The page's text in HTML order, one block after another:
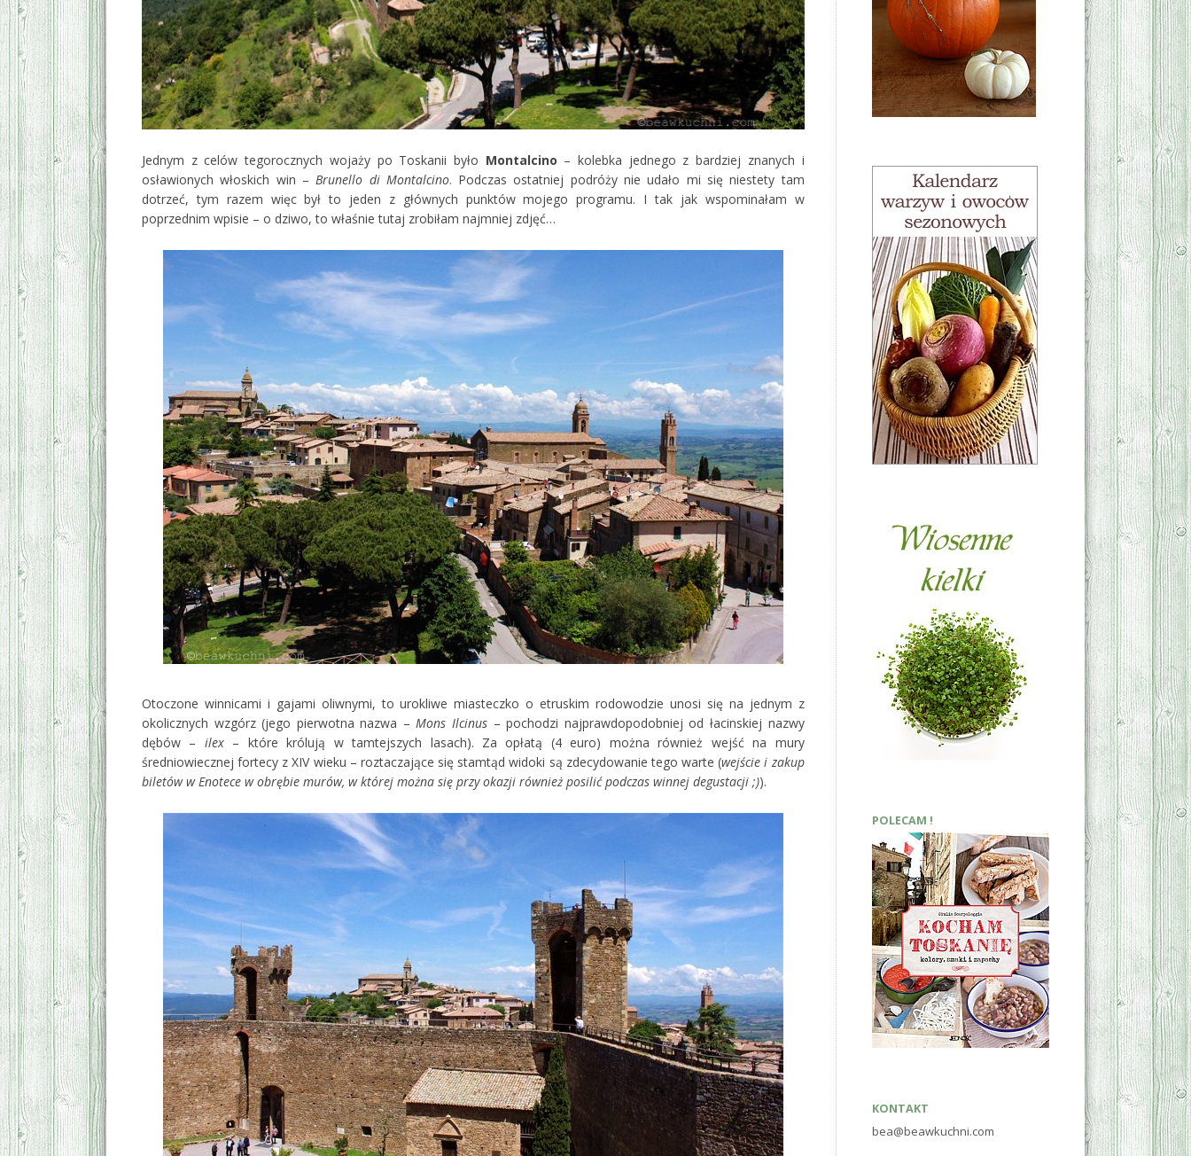
Jednym z celów tegorocznych wojaży po Toskanii było Montalcino – kolebka jednego z bardziej znanych i
osławionych włoskich win –Brunello di Montalcino. Podczas ostatniej podróży nie udało mi się niestety tam
dotrzeć, tym razem więc był to jeden z głównych punktów mojego programu. I tak jak wspominałam w
poprzednim wpisie – o dziwo, to właśnie tutaj zrobiłam najmniej zdjęć…
Otoczone winnicami i gajami oliwnymi, to urokliwe miasteczko o etruskim rodowodzie unosi się na jednym z
okolicznych wzgórz (jego pierwotna nazwa –Mons Ilcinus – pochodzi najprawdopodobniej od łacinskiej nazwy
dębów – ilex– które królują w tamtejszych lasach). Za opłatą (4 euro) można również wejść na mury
średniowiecznej fortecy z XIV wieku – roztaczające się stamtąd widoki są zdecydowanie tego warte (wejście i zakup
biletów w Enotece w obrębie murów, w której można się przy okazji również posilić podczas winnej degustacji ;)).
POLECAM !
KONTAKT
bea@beawkuchni.com